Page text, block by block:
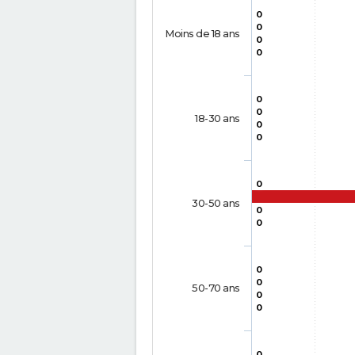
0
0
0
0
0
0
0
0
0
0
0
0
0
0
0
Moins de 18 ans
18-30 ans
30-50 ans
50-70 ans